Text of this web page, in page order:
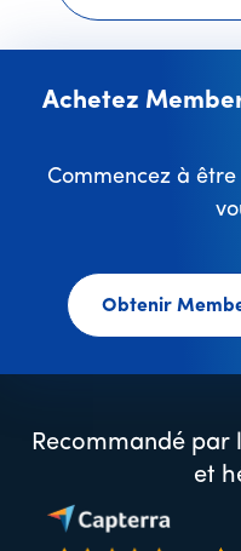
Achetez
Commencez à
Obtenir
Recommandé par
et